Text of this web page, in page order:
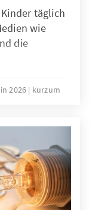
täglich
wie
die
Media
2026 kurzum